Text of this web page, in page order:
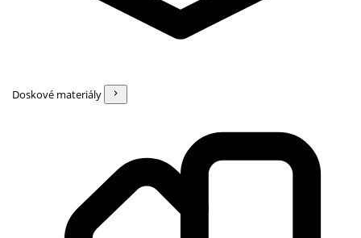
Doskové materiály